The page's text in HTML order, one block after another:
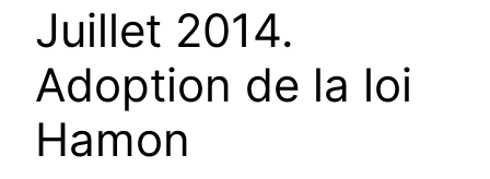
Juillet 2014.
Adoption de la loi
Hamon